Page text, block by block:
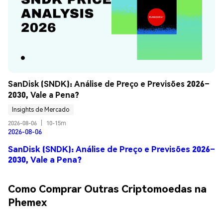
SanDisk (SNDK): Análise de Preço e Previsões 2026–
2030, Vale a Pena?
Insights de Mercado
2026-08-06
10-15m
2026-08-06
SanDisk (SNDK): Análise de Preço e Previsões 2026–
2030, Vale a Pena?
Como Comprar Outras Criptomoedas na
Phemex